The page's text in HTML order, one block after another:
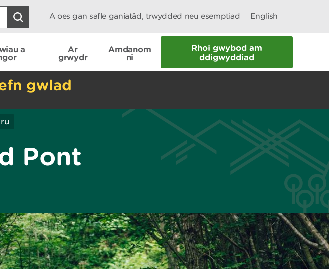
A oes gan safle ganiatâd, trwydded neu esemptiad English
a
Ar
grwydr
Amdanom
ni
Rhoi gwybod am
ddigwyddiad
gwlad
Pont